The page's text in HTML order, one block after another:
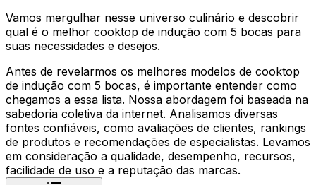
Vamos mergulhar nesse universo culinário e descobrir
qual é o melhor cooktop de indução com 5 bocas para
suas necessidades e desejos.
Antes de revelarmos os melhores modelos de cooktop
de indução com 5 bocas, é importante entender como
chegamos a essa lista. Nossa abordagem foi baseada na
sabedoria coletiva da internet. Analisamos diversas
fontes confiáveis, como avaliações de clientes, rankings
de produtos e recomendações de especialistas. Levamos
em consideração a qualidade, desempenho, recursos,
facilidade de uso e a reputação das marcas.